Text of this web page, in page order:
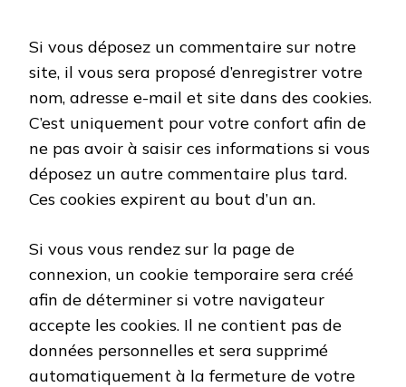
Si vous déposez un commentaire sur notre
site, il vous sera proposé d’enregistrer votre
nom, adresse e-mail et site dans des cookies.
C’est uniquement pour votre confort afin de
ne pas avoir à saisir ces informations si vous
déposez un autre commentaire plus tard.
Ces cookies expirent au bout d’un an.
Si vous vous rendez sur la page de
connexion, un cookie temporaire sera créé
afin de déterminer si votre navigateur
accepte les cookies. Il ne contient pas de
données personnelles et sera supprimé
automatiquement à la fermeture de votre